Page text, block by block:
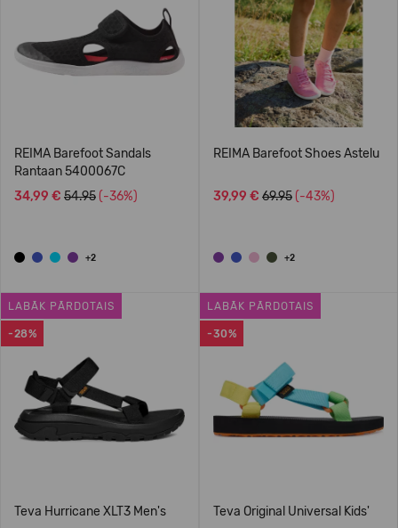
REIMA Barefoot Sandals
Rantaan 5400067C
34,99 € 54.95 (-36%)
+2
REIMA Barefoot Shoes Astelu
39,99 € 69.95 (-43%)
+2
-28%
LABĀK PĀRDOTAIS
Teva Hurricane XLT3 Men's
-30%
LABĀK PĀRDOTAIS
Teva Original Universal Kids'